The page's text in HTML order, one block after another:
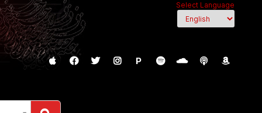
Select Language
P